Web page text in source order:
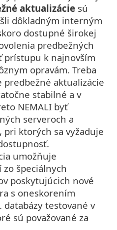
aktualizácie sú
dôkladným interným
dostupné širokej
predbežných
prístupu k najnovším
opravám. Treba
predbežné aktualizácie
stabilné a v
NEMALI byť
serveroch a
pri ktorých sa vyžaduje
umožňuje
špeciálnych
poskytujúcich nové
s oneskorením
testované v
sú považované za